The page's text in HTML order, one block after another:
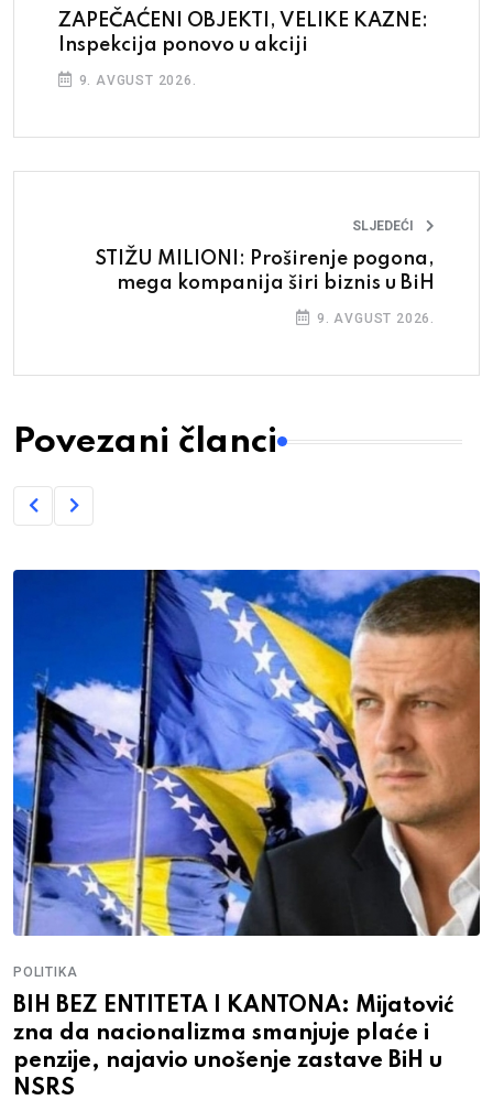
ZAPEČAĆENI OBJEKTI, VELIKE KAZNE:
Inspekcija ponovo u akciji
9. AVGUST 2026.
SLJEDEĆI
STIŽU MILIONI: Proširenje pogona,
mega kompanija širi biznis u BiH
9. AVGUST 2026.
Povezani članci
POLITIKA
BIH BEZ ENTITETA I KANTONA: Mijatović
zna da nacionalizma smanjuje plaće i
penzije, najavio unošenje zastave BiH u
NSRS